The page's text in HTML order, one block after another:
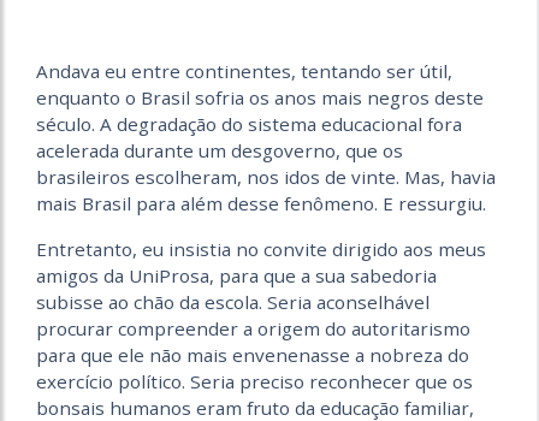
Andava eu entre continentes, tentando ser útil,
enquanto o Brasil sofria os anos mais negros deste
século. A degradação do sistema educacional fora
acelerada durante um desgoverno, que os
brasileiros escolheram, nos idos de vinte. Mas, havia
mais Brasil para além desse fenômeno. E ressurgiu.
Entretanto, eu insistia no convite dirigido aos meus
amigos da UniProsa, para que a sua sabedoria
subisse ao chão da escola. Seria aconselhável
procurar compreender a origem do autoritarismo
para que ele não mais envenenasse a nobreza do
exercício político. Seria preciso reconhecer que os
bonsais humanos eram fruto da educação familiar,